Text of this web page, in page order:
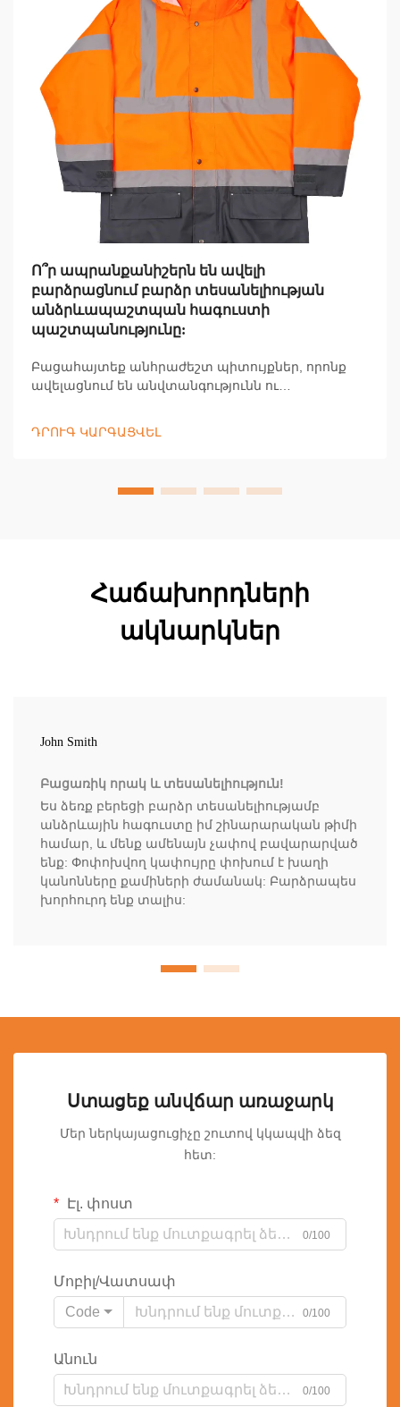
Ո՞ր ապրանքանիշերն են ավելի
բարձրացնում բարձր տեսանելիության
անձրևապաշտպան հագուստի
պաշտպանությունը:
Բացահայտեք անհրաժեշտ պիտույքներ, որոնք
ավելացնում են անվտանգությունն ու
պաշտպանվածությունը՝ օգտագործելով
ԴՐՈՒԳ ԿԱՐԳԱՑՎԵԼ
Հաճախորդների
ակնարկներ
John Smith
Բացառիկ որակ և տեսանելիություն!
Ես ձեռք բերեցի բարձր տեսանելիությամբ
անձրևային հագուստը իմ շինարարական թիմի
համար, և մենք ամենայն չափով բավարարված
ենք: Փոփոխվող կափույրը փոխում է խաղի
կանոնները քամիների ժամանակ: Բարձրապես
խորհուրդ ենք տալիս:
Ստացեք անվճար առաջարկ
Մեր ներկայացուցիչը շուտով կկապվի ձեզ
հետ:
Էլ. փոստ
0/100
Մոբիլ/Վատսափ
Code
0/100
Անուն
0/100